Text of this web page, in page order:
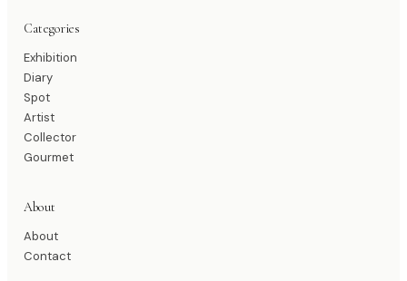
Categories
Exhibition
Diary
Spot
Artist
Collector
Gourmet
About
About
Contact